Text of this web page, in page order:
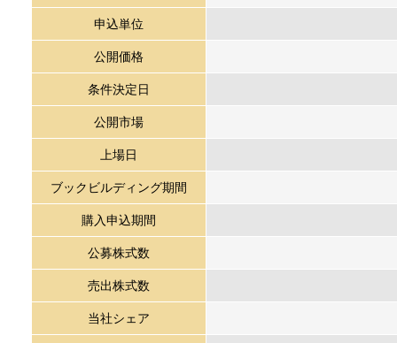
申込単位
公開価格
条件決定日
公開市場
上場日
ブックビルディング期間
購入申込期間
公募株式数
売出株式数
当社シェア